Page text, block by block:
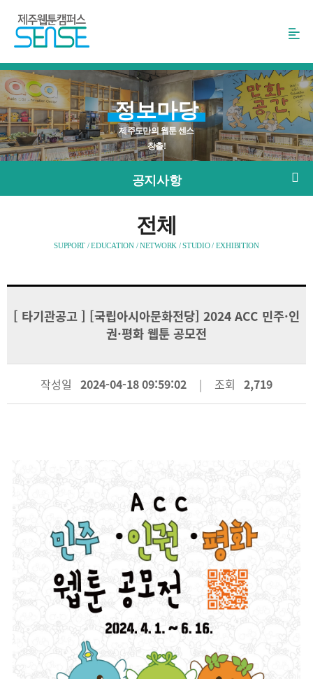
로
가
기
정보마당
제주도만의 웹툰 센스
창출!
공지사항
전체
SUPPORT / EDUCATION / NETWORK / STUDIO / EXHIBITION
[ 타기관공고] [국립아시아문화전당] 2024 ACC 민주·인
권·평화 웹툰 공모전
작성일 2024-04-18 09:59:02 조회 2,719